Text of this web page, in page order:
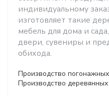
индивидуальному
изготовляет такие
мебель для дома и
двери, сувениры и
обихода.
Производство
Производство